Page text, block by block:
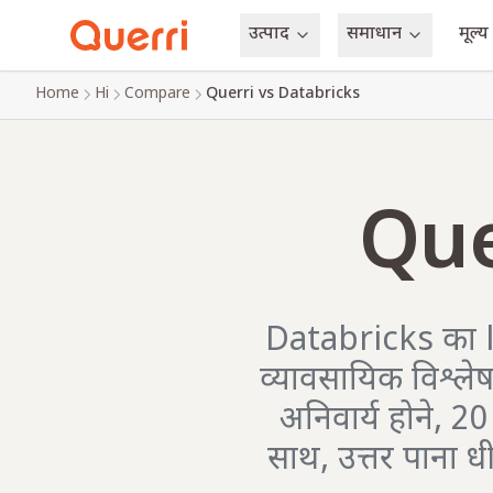
Skip to content
उत्पाद समाधान मूल्य
Home Hi Compare Querri vs Databricks
Databricks का
व्यावसायिक
अनिवार्य होने,
साथ, उत्तर पाना